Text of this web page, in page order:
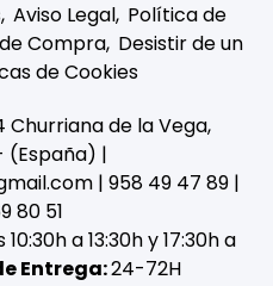
Aviso Legal Política de
Compra Desistir de un
de Cookies
Churriana de la Vega,
(España) |
| 958 49 47 89 |
80 51
a 13:30h y 17:30h a
Entrega:24-72H